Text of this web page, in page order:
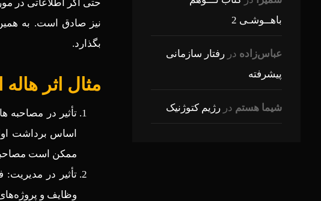
حتی اگر اطلاعاتی در
نیز صادق است. به همین
بگذارد.
مثال اثر هاله
تأثیر در مصاحبه‌
اساس برداشت
ممکن است
تأثیر در
وظایف و
باهــوشـی 2
عباس‌زاده در رفتار سازمانی
پیشرفته
شیما هستم در رژیم کتوژنیک